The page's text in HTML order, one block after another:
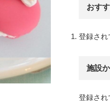
おす
登録され
施設
登録され